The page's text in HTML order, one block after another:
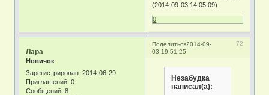
(2014-09-03 14:05:09)
0
Поделиться 72
2014-09-
03 19:51:25
Лара
Новичок
Зарегистрирован: 2014-06-29
Приглашений: 0
Сообщений: 8
Незабудка
написал(а):